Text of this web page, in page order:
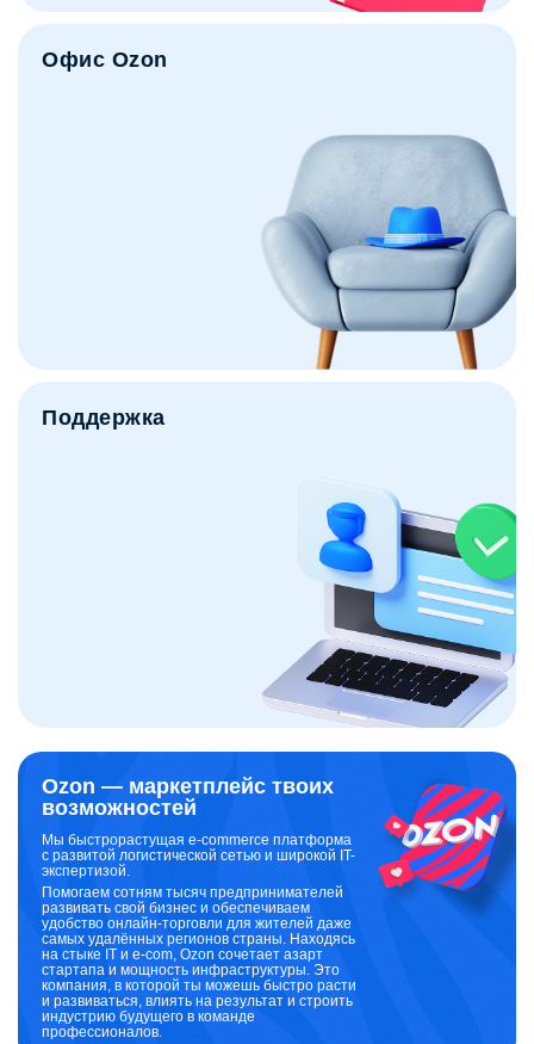
Офис Ozon
Поддержка
Ozon — маркетплейс твоих
возможностей
Мы быстрорастущая e-commerce платформа
с развитой логистической сетью и широкой IT-
экспертизой.
Помогаем сотням тысяч предпринимателей
развивать свой бизнес и обеспечиваем
удобство онлайн-торговли для жителей даже
самых удалённых регионов страны. Находясь
на стыке IT и e-com, Ozon сочетает азарт
стартапа и мощность инфраструктуры. Это
компания, в которой ты можешь быстро расти
и развиваться, влиять на результат и строить
индустрию будущего в команде
профессионалов.